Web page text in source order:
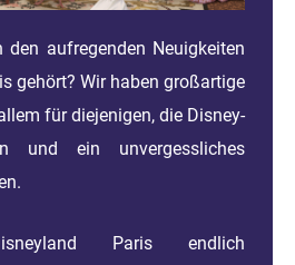
aufregenden Neuigkeiten
gehört? Wir haben großartige
für diejenigen, die Disney-
und ein unvergessliches
Paris endlich